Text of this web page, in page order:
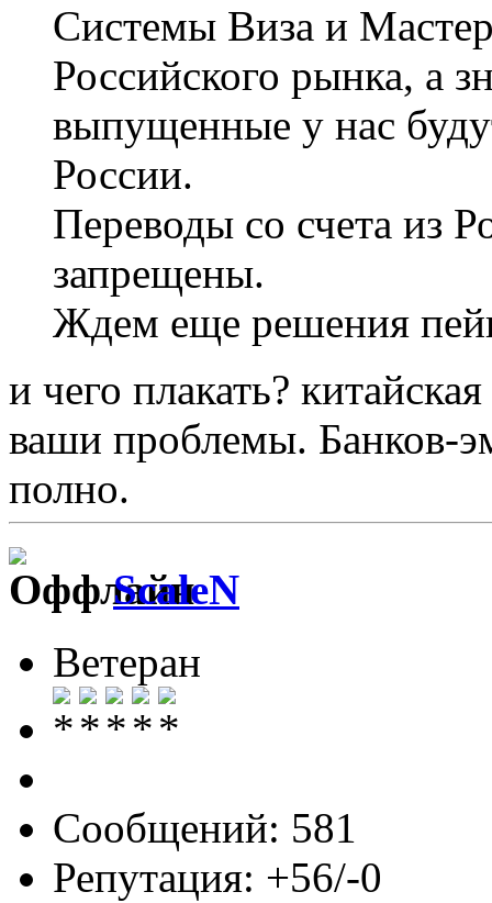
Системы Виза и
Российского рынка, а
выпущенные у нас
России.
Переводы со счета из
запрещены.
Ждем еще решения
и чего плакать?
ваши проблемы. Банков-
полно.
ScaleN
Ветеран
Сообщений: 581
Репутация: +56/-0